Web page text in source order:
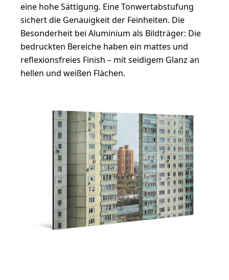
eine hohe Sättigung. Eine Tonwertabstufung
sichert die Genauigkeit der Feinheiten. Die
Besonderheit bei Aluminium als Bildträger: Die
bedruckten Bereiche haben ein mattes und
reflexionsfreies Finish – mit seidigem Glanz an
hellen und weißen Flächen.